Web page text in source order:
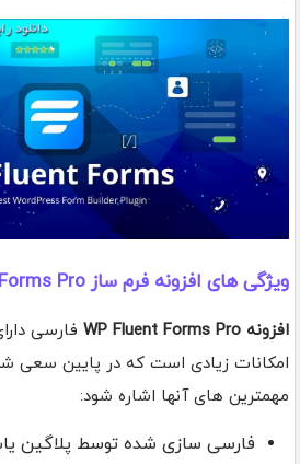
ویژگی های افزونه فرم ساز WP Fluent Forms Pro فارسی
افزونه WP Fluent Forms Pro
فارسی
امکانات زیادی است که در پایین سعی
مهمترین های آنها اشاره شود:
فارسی سازی شده توسط پلاگین